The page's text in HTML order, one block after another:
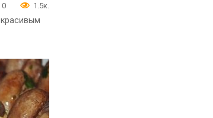
0 1.5к.